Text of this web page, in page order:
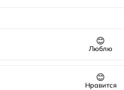
😊
Люблю
😊
Нравится